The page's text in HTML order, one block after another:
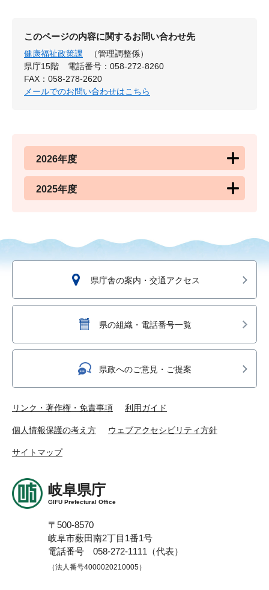
このページの内容に関するお問い合わせ先
健康福祉政策課
（管理調整係）
県庁15階
電話番号：058-272-8260
FAX：058-278-2620
メールでのお問い合わせはこちら
2026年度
2025年度
県庁舎の案内・交通アクセス
県の組織・電話番号一覧
県政へのご意見・ご提案
リンク・著作権・免責事項 利用ガイド
個人情報保護の考え方 ウェブアクセシビリティ方針
サイトマップ
岐阜県庁
GIFU Prefectural Office
〒500-8570
岐阜市薮田南2丁目1番1号
電話番号 058-272-1111（代表）
（法人番号4000020210005）